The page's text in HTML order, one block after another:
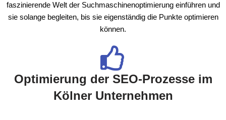
faszinierende Welt der Suchmaschinenoptimierung einführen und
sie solange begleiten, bis sie eigenständig die Punkte optimieren
können.
Optimierung der SEO-Prozesse im
Kölner Unternehmen